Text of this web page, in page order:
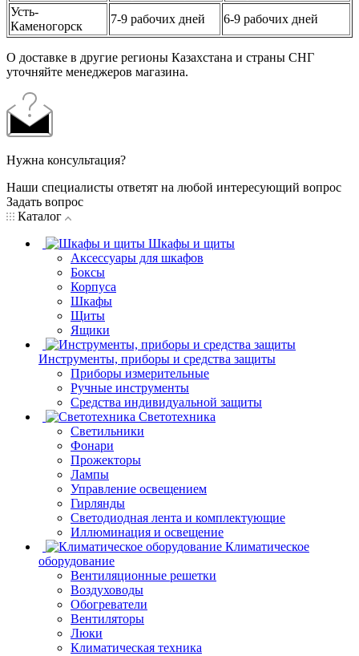
Усть-
Каменогорск
7-9 рабочих дней 6-9 рабочих дней
О доставке в другие регионы Казахстана и страны СНГ
уточняйте менеджеров магазина.
Нужна консультация?
Наши специалисты ответят на любой интересующий вопрос
Задать вопрос
Каталог
Шкафы и щиты
Аксессуары для шкафов
Боксы
Корпуса
Шкафы
Щиты
Ящики
Инструменты, приборы и средства защиты
Приборы измерительные
Ручные инструменты
Средства индивидуальной защиты
Светотехника
Светильники
Фонари
Прожекторы
Лампы
Управление освещением
Гирлянды
Светодиодная лента и комплектующие
Иллюминация и освещение
Климатическое
оборудование
Вентиляционные решетки
Воздуховоды
Обогреватели
Вентиляторы
Люки
Климатическая техника